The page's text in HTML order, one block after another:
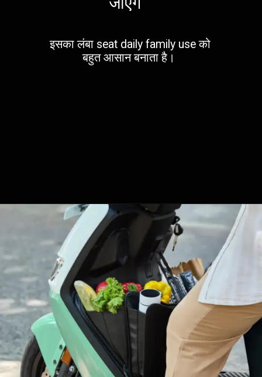
इसका लंबा seat daily family use को
बहुत आसान बनाता है।